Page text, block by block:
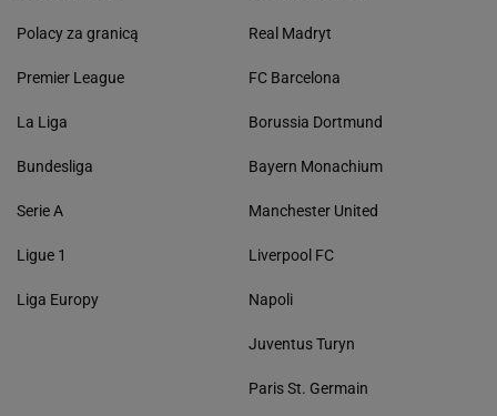
Polacy za granicą
Premier League
La Liga
Bundesliga
Serie A
Ligue 1
Liga Europy
Real Madryt
FC Barcelona
Borussia Dortmund
Bayern Monachium
Manchester United
Liverpool FC
Napoli
Juventus Turyn
Paris St. Germain